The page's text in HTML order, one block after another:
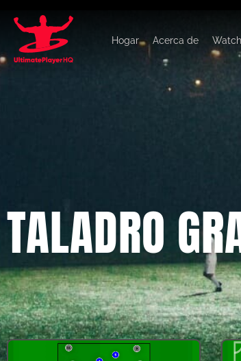
Hogar Acerca de Watch
TALADRO